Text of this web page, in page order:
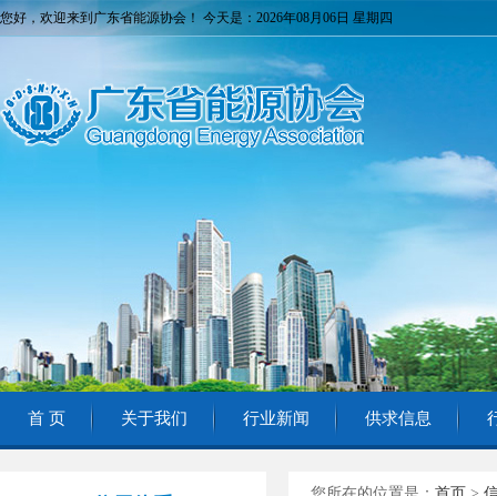
您好，欢迎来到广东省能源协会！ 今天是：2026年08月06日 星期四
首 页 关于我们 行业新闻 供求信息